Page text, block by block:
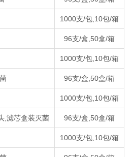
1000支/包,10包/箱
96支/盒,50盒/箱
1000支/包,10包/箱
96支/盒,50盒/箱
1000支/包,10包/箱
,滤芯盒装灭菌 96支/盒,50盒/箱
1000支/包,10包/箱